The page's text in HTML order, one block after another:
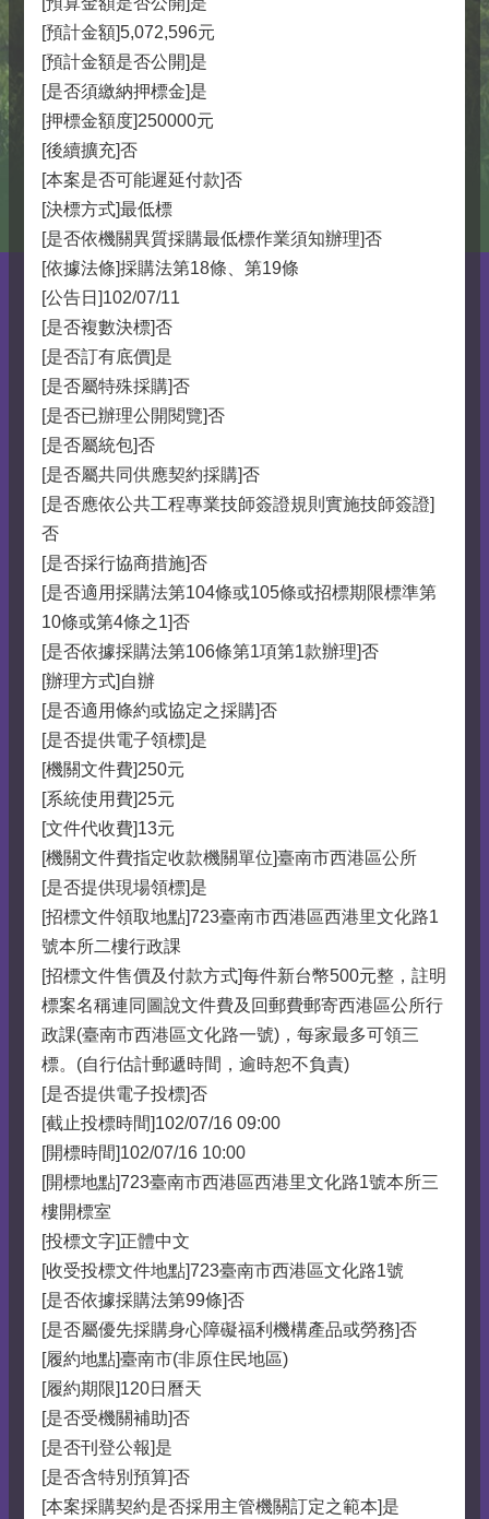
[預計金額]5,072,596元
[預計金額是否公開]是
[是否須繳納押標金]是
[押標金額度]250000元
[後續擴充]否
[本案是否可能遲延付款]否
[決標方式]最低標
[是否依機關異質採購最低標作業須知辦理]否
[依據法條]採購法第18條、第19條
[公告日]102/07/11
[是否複數決標]否
[是否訂有底價]是
[是否屬特殊採購]否
[是否已辦理公開閱覽]否
[是否屬統包]否
[是否屬共同供應契約採購]否
[是否應依公共工程專業技師簽證規則實施技師簽證]
否
[是否採行協商措施]否
[是否適用採購法第104條或105條或招標期限標準第
10條或第4條之1]否
[是否依據採購法第106條第1項第1款辦理]否
[辦理方式]自辦
[是否適用條約或協定之採購]否
[是否提供電子領標]是
[機關文件費]250元
[系統使用費]25元
[文件代收費]13元
[機關文件費指定收款機關單位]臺南市西港區公所
[是否提供現場領標]是
[招標文件領取地點]723臺南市西港區西港里文化路1
號本所二樓行政課
[招標文件售價及付款方式]每件新台幣500元整，註明
標案名稱連同圖說文件費及回郵費郵寄西港區公所行
政課(臺南市西港區文化路一號)，每家最多可領三
標。(自行估計郵遞時間，逾時恕不負責)
[是否提供電子投標]否
[截止投標時間]102/07/16 09:00
[開標時間]102/07/16 10:00
[開標地點]723臺南市西港區西港里文化路1號本所三
樓開標室
[投標文字]正體中文
[收受投標文件地點]723臺南市西港區文化路1號
[是否依據採購法第99條]否
[是否屬優先採購身心障礙福利機構產品或勞務]否
[履約地點]臺南市(非原住民地區)
[履約期限]120日曆天
[是否受機關補助]否
[是否刊登公報]是
[是否含特別預算]否
[本案採購契約是否採用主管機關訂定之範本]是